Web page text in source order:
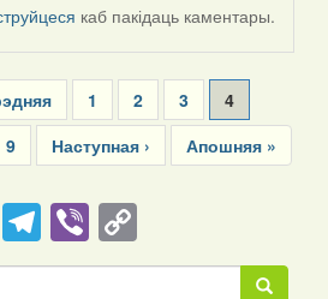
каб пакідаць каментары.
Page
1 Page
2 Page
3
Current
page
4
Page
9
Next
page
Наступная ›
Last
page
Апошняя »
Telegram
ViberCopy
Link Пошук
Пошук